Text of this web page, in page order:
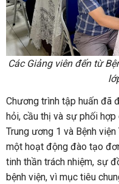
Các Giảng viên đến từ
Chương trình tập huấn đã
hỏi, cầu thị và sự phối
Trung ương 1 và Bệnh
một hoạt động đào tạo
tinh thần trách nhiệm, sự
bệnh viện, vì mục tiêu